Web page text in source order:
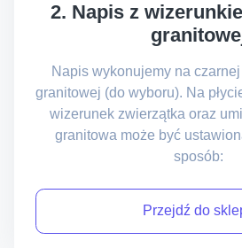
2. Napis z
Napis wykonujemy na
granitowej (do wyboru). Na
wizerunek zwierzątka oraz
granitowa może być
sposób:
Przejdź do